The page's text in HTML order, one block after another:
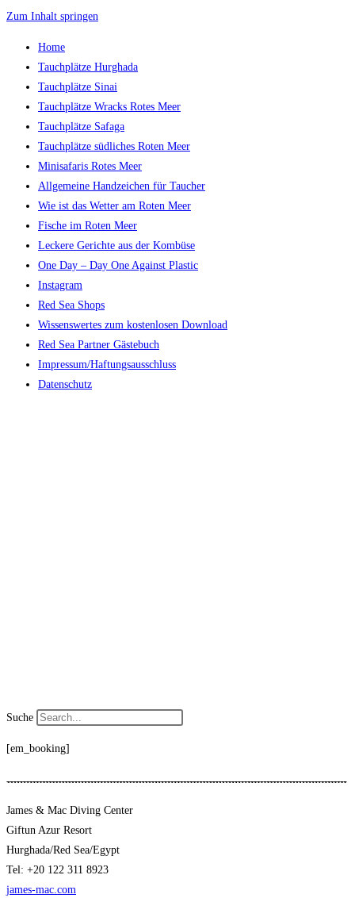
Zum Inhalt springen
Home
Tauchplätze Hurghada
Tauchplätze Sinai
Tauchplätze Wracks Rotes Meer
Tauchplätze Safaga
Tauchplätze südliches Roten Meer
Minisafaris Rotes Meer
Allgemeine Handzeichen für Taucher
Wie ist das Wetter am Roten Meer
Fische im Roten Meer
Leckere Gerichte aus der Kombüse
One Day – Day One Against Plastic
Instagram
Red Sea Shops
Wissenswertes zum kostenlosen Download
Red Sea Partner Gästebuch
Impressum/Haftungsausschluss
Datenschutz
Suche
[em_booking]
James & Mac Diving Center
Giftun Azur Resort
Hurghada/Red Sea/Egypt
Tel: +20 122 311 8923
james-mac.com